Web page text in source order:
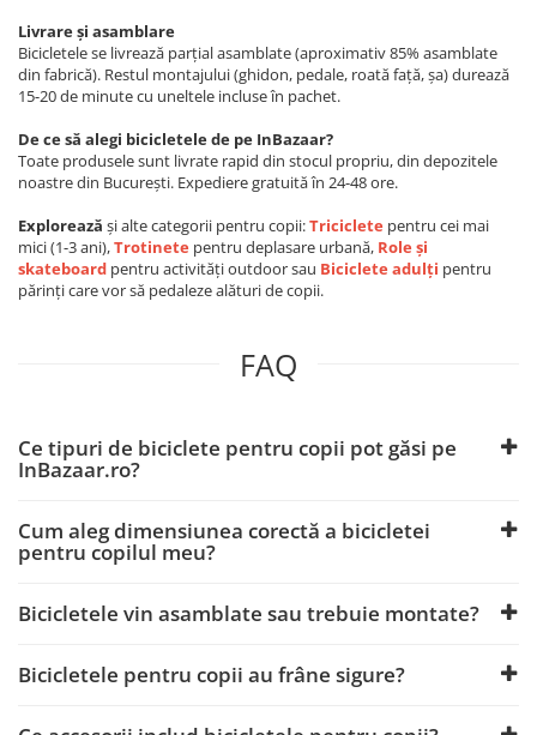
Livrare și asamblare
Bicicletele se livrează parțial asamblate (aproximativ 85% asamblate
din fabrică). Restul montajului (ghidon, pedale, roată față, șa) durează
15-20 de minute cu uneltele incluse în pachet.
De ce să alegi bicicletele de pe InBazaar?
Toate produsele sunt livrate rapid din stocul propriu, din depozitele
noastre din București. Expediere gratuită în 24-48 ore.
Explorează și alte categorii pentru copii:Triciclete pentru cei mai
mici (1-3 ani),Trotinete pentru deplasare urbană, Role și
skateboard pentru activități outdoor sau Biciclete adulți pentru
părinți care vor să pedaleze alături de copii.
FAQ
Ce tipuri de biciclete pentru copii pot găsi pe
InBazaar.ro?
Cum aleg dimensiunea corectă a bicicletei
pentru copilul meu?
Bicicletele vin asamblate sau trebuie montate?
Bicicletele pentru copii au frâne sigure?